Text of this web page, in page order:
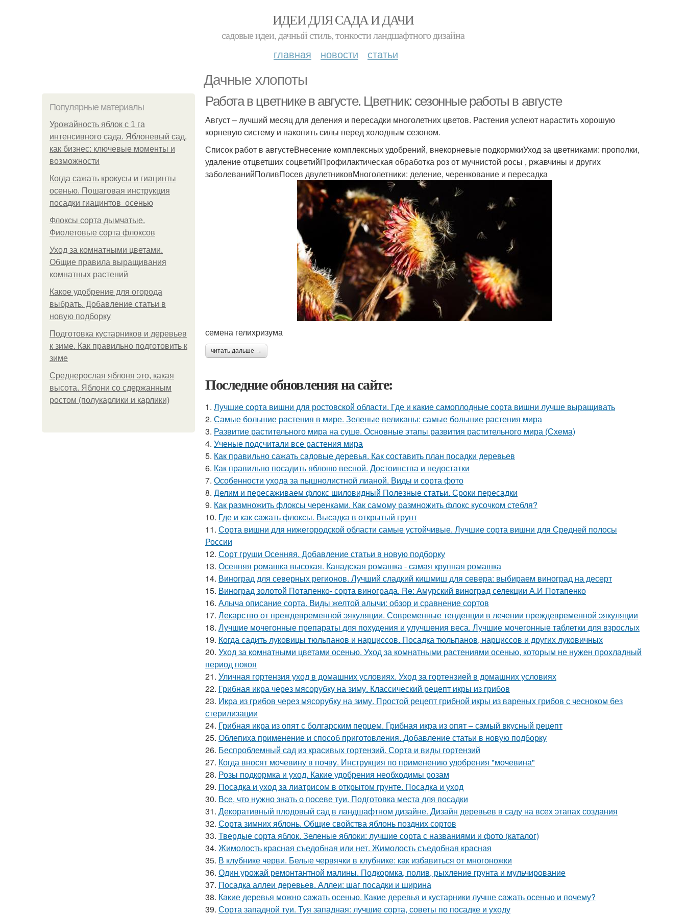
ИДЕИ ДЛЯ САДА И ДАЧИ
садовые идеи, дачный стиль, тонкости ландшафтного дизайна
главная новости статьи
Дачные хлопоты
Популярные материалы
Урожайность яблок с 1 га
интенсивного сада. Яблоневый сад,
как бизнес: ключевые моменты и
возможности
Когда сажать крокусы и гиацинты
осенью. Пошаговая инструкция
посадки гиацинтов осенью
Флоксы сорта дымчатые.
Фиолетовые сорта флоксов
Уход за комнатными цветами.
Общие правила выращивания
комнатных растений
Какое удобрение для огорода
выбрать. Добавление статьи в
новую подборку
Подготовка кустарников и деревьев
к зиме. Как правильно подготовить к
зиме
Среднерослая яблоня это, какая
высота. Яблони со сдержанным
ростом (полукарлики и карлики)
Работа в цветнике в августе. Цветник: сезонные работы в августе
Август – лучший месяц для деления и пересадки многолетних цветов. Растения успеют нарастить хорошую
корневую систему и накопить силы перед холодным сезоном.
Список работ в августеВнесение комплексных удобрений, внекорневые подкормкиУход за цветниками: прополки,
удаление отцветших соцветийПрофилактическая обработка роз от мучнистой росы , ржавчины и других
заболеванийПоливПосев двулетниковМноголетники: деление, черенкование и пересадка
семена гелихризума
читать дальше →
Последние обновления на сайте:
1. Лучшие сорта вишни для ростовской области. Где и какие самоплодные сорта вишни лучше выращивать
2. Самые большие растения в мире. Зеленые великаны: самые большие растения мира
3. Развитие растительного мира на суше. Основные этапы развития растительного мира (Схема)
4. Ученые подсчитали все растения мира
5. Как правильно сажать садовые деревья. Как составить план посадки деревьев
6. Как правильно посадить яблоню весной. Достоинства и недостатки
7. Особенности ухода за пышнолистной лианой. Виды и сорта фото
8. Делим и пересаживаем флокс шиловидный Полезные статьи. Сроки пересадки
9. Как размножить флоксы черенками. Как самому размножить флокс кусочком стебля?
10. Где и как сажать флоксы. Высадка в открытый грунт
11. Сорта вишни для нижегородской области самые устойчивые. Лучшие сорта вишни для Средней полосы
России
12. Сорт груши Осенняя. Добавление статьи в новую подборку
13. Осенняя ромашка высокая. Канадская ромашка - самая крупная ромашка
14. Виноград для северных регионов. Лучший сладкий кишмиш для севера: выбираем виноград на десерт
15. Виноград золотой Потапенко- сорта винограда. Re: Амурский виноград селекции А.И Потапенко
16. Алыча описание сорта. Виды желтой алычи: обзор и сравнение сортов
17. Лекарство от преждевременной эякуляции. Современные тенденции в лечении преждевременной эякуляции
18. Лучшие мочегонные препараты для похудения и улучшения веса. Лучшие мочегонные таблетки для взрослых
19. Когда садить луковицы тюльпанов и нарциссов. Посадка тюльпанов, нарциссов и других луковичных
20. Уход за комнатными цветами осенью. Уход за комнатными растениями осенью, которым не нужен прохладный
период покоя
21. Уличная гортензия уход в домашних условиях. Уход за гортензией в домашних условиях
22. Грибная икра через мясорубку на зиму. Классический рецепт икры из грибов
23. Икра из грибов через мясорубку на зиму. Простой рецепт грибной икры из вареных грибов с чесноком без
стерилизации
24. Грибная икра из опят с болгарским перцем. Грибная икра из опят – самый вкусный рецепт
25. Облепиха применение и способ приготовления. Добавление статьи в новую подборку
26. Беспроблемный сад из красивых гортензий. Сорта и виды гортензий
27. Когда вносят мочевину в почву. Инструкция по применению удобрения "мочевина"
28. Розы подкормка и уход. Какие удобрения необходимы розам
29. Посадка и уход за лиатрисом в открытом грунте. Посадка и уход
30. Все, что нужно знать о посеве туи. Подготовка места для посадки
31. Декоративный плодовый сад в ландшафтном дизайне. Дизайн деревьев в саду на всех этапах создания
32. Сорта зимних яблонь. Общие свойства яблонь поздних сортов
33. Твердые сорта яблок. Зеленые яблоки: лучшие сорта с названиями и фото (каталог)
34. Жимолость красная съедобная или нет. Жимолость съедобная красная
35. В клубнике черви. Белые червячки в клубнике: как избавиться от многоножки
36. Один урожай ремонтантной малины. Подкормка, полив, рыхление грунта и мульчирование
37. Посадка аллеи деревьев. Аллеи: шаг посадки и ширина
38. Какие деревья можно сажать осенью. Какие деревья и кустарники лучше сажать осенью и почему?
39. Сорта западной туи. Туя западная: лучшие сорта, советы по посадке и уходу